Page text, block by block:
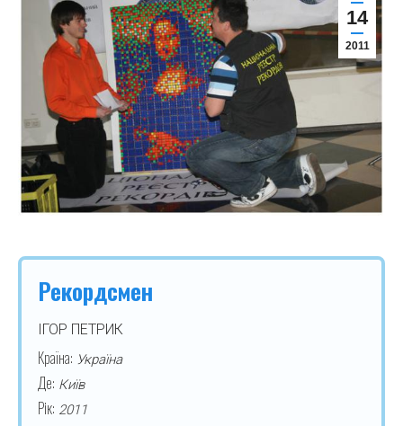
14
2011
Рекордсмен
ІГОР ПЕТРИК
Країна: Україна
Де: Київ
Рік: 2011